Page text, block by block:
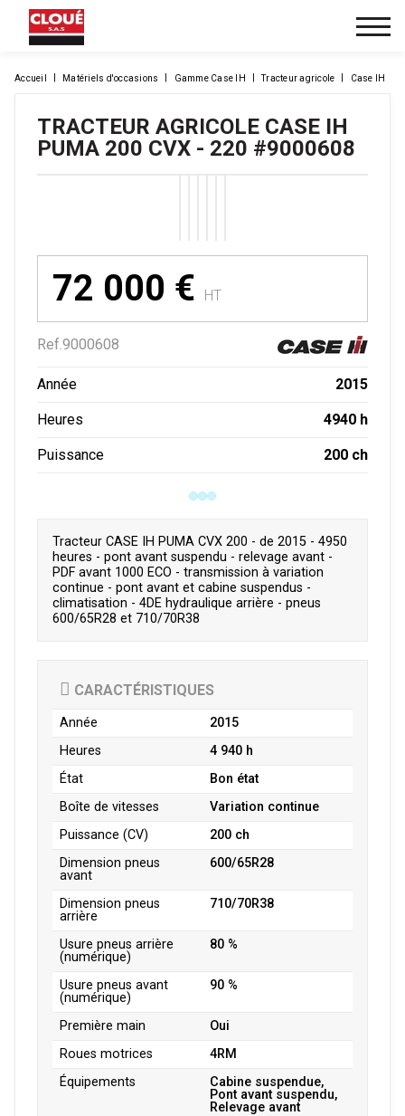
Accueil Matériels d'occasions Gamme Case IH Tracteur agricole Case IH
TRACTEUR AGRICOLE CASE IH
PUMA 200 CVX - 220 #9000608
Tracteur CASE IH PUMA CVX 200 - de 2015 - 4950
heures - pont avant suspendu - relevage avant -
PDF avant 1000 ECO - transmission à variation
continue - pont avant et cabine suspendus -
climatisation - 4DE hydraulique arrière - pneus
600/65R28 et 710/70R38
CARACTÉRISTIQUES
Année
2015
Heures
4 940 h
État
Bon état
Boîte de vitesses
Variation continue
Puissance (CV)
200 ch
Dimension pneus
avant
600/65R28
Dimension pneus
arrière
710/70R38
Usure pneus arrière
(numérique)
80 %
Usure pneus avant
(numérique)
90 %
Première main
Oui
Roues motrices
4RM
Équipements
Cabine suspendue,
Pont avant suspendu,
Relevage avant
72 000 € HT
Ref. 9000608
Année 2015
Heures 4940 h
Puissance 200 ch